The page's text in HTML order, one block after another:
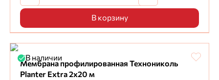
В корзину
В наличии
Мембрана профилированная Технониколь
Planter Extra 2х20 м